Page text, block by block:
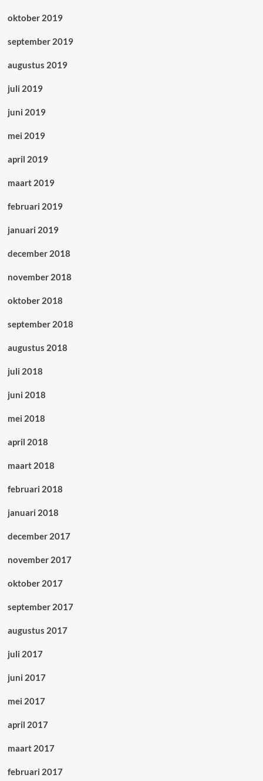
oktober 2019
september 2019
augustus 2019
juli 2019
juni 2019
mei 2019
april 2019
maart 2019
februari 2019
januari 2019
december 2018
november 2018
oktober 2018
september 2018
augustus 2018
juli 2018
juni 2018
mei 2018
april 2018
maart 2018
februari 2018
januari 2018
december 2017
november 2017
oktober 2017
september 2017
augustus 2017
juli 2017
juni 2017
mei 2017
april 2017
maart 2017
februari 2017